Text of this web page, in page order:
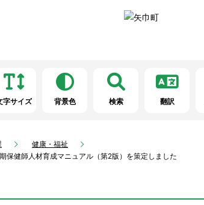
字サイズ 背景色 検索 翻訳
健康・福祉
保健師人材育成マニュアル（第2版）を策定しました